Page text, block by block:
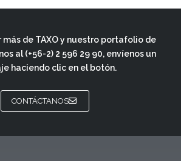
más de TAXO y nuestro portafolio de
al (+56-2) 2 596 29 90, envíenos un
haciendo clic en el botón.
CONTÁCTANOS